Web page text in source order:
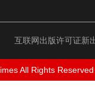
互联网出版许可证新
All Rights Reserved